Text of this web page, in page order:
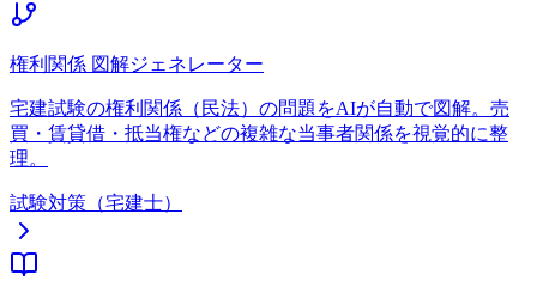
権利関係 図解ジェネレーター
宅建試験の権利関係（民法）の問題をAIが自動で図解。売
買・賃貸借・抵当権などの複雑な当事者関係を視覚的に整
理。
試験対策（宅建士）